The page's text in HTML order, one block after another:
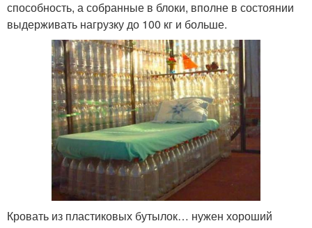
способность, а собранные в блоки, вполне в состоянии
выдерживать нагрузку до 100 кг и больше.
Кровать из пластиковых бутылок… нужен хороший